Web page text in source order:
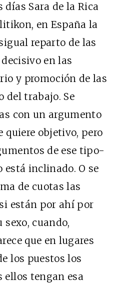
Sara de la Rica
en España la
reparto de las
en las
y promoción de las
del trabajo. Se
con un argumento
quiere objetivo, pero
de ese tipo-
está inclinado. O se
de cuotas las
están por ahí por
cuando,
que en lugares
los puestos los
ellos tengan esa